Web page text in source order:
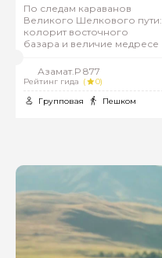
По следам караванов
Великого Шелкового пути:
колорит восточного
базара и величие медресе
Азамат.Р 877
Рейтинг гида (
0)
Групповая
Пешком